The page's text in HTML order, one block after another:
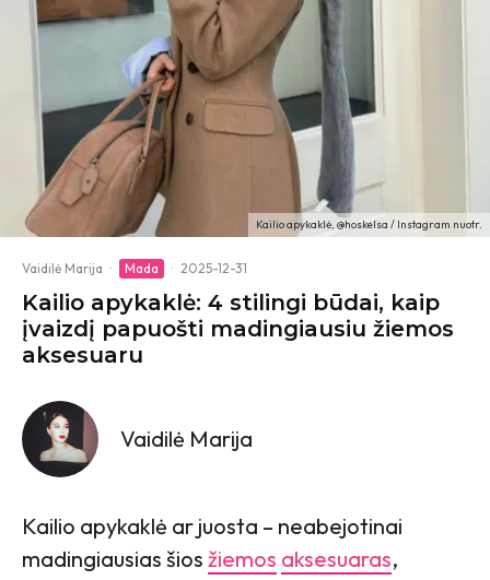
Kailio apykaklė, @hoskelsa / Instagram nuotr.
Vaidilė Marija · Mada · 2025-12-31
Kailio apykaklė: 4 stilingi būdai, kaip
įvaizdį papuošti madingiausiu žiemos
aksesuaru
Vaidilė Marija
Kailio apykaklė ar juosta – neabejotinai
madingiausias šios žiemos aksesuaras,